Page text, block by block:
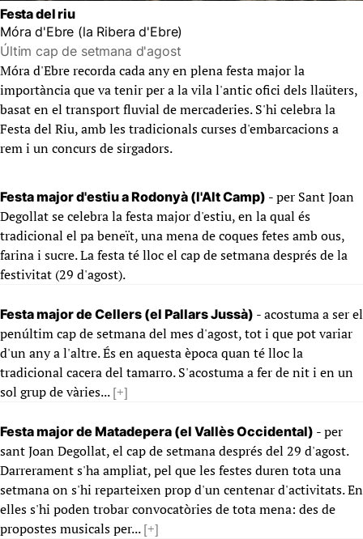
Festa del riu
Móra d'Ebre (la Ribera d'Ebre)
Últim cap de setmana d'agost
Móra d'Ebre recorda cada any en plena festa major la
importància que va tenir per a la vila l'antic ofici dels llaüters,
basat en el transport fluvial de mercaderies. S'hi celebra la
Festa del Riu, amb les tradicionals curses d'embarcacions a
rem i un concurs de sirgadors.
Festa major d'estiu a Rodonyà (l'Alt Camp) - per Sant Joan
Degollat se celebra la festa major d'estiu, en la qual és
tradicional el pa beneït, una mena de coques fetes amb ous,
farina i sucre. La festa té lloc el cap de setmana després de la
festivitat (29 d'agost).
Festa major de Cellers (el Pallars Jussà) - acostuma a ser el
penúltim cap de setmana del mes d'agost, tot i que pot variar
d'un any a l'altre. És en aquesta època quan té lloc la
tradicional cacera del tamarro. S'acostuma a fer de nit i en un
sol grup de vàries...[+]
Festa major de Matadepera (el Vallès Occidental) - per
sant Joan Degollat, el cap de setmana després del 29 d'agost.
Darrerament s'ha ampliat, pel que les festes duren tota una
setmana on s'hi reparteixen prop d'un centenar d'activitats. En
elles s'hi poden trobar convocatòries de tota mena: des de
propostes musicals per...[+]